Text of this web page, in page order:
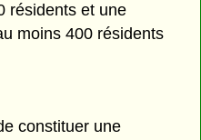
résidents et une
moins 400 résidents
constituer une